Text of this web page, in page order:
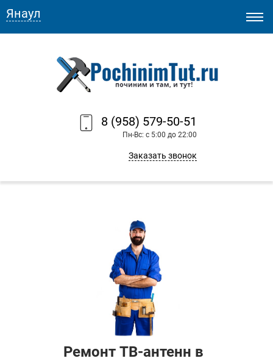
8 (958) 579-50-51
Пн-Вс: с 5:00 до 22:00
Заказать звонок
Янаул
Ремонт ТВ-антенн в